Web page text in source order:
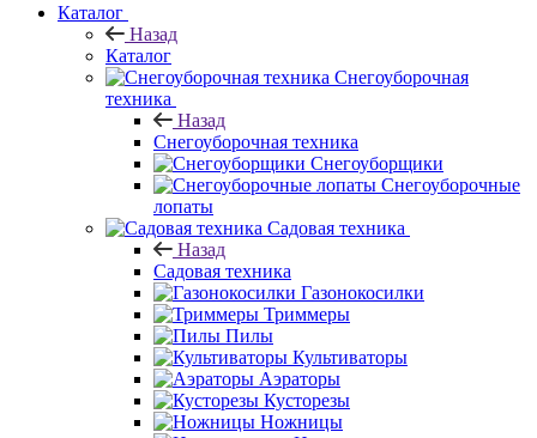
Каталог
Назад
Каталог
Снегоуборочная
техника
Назад
Снегоуборочная техника
Снегоуборщики
Снегоуборочные
лопаты
Садовая техника
Назад
Садовая техника
Газонокосилки
Триммеры
Пилы
Культиваторы
Аэраторы
Кусторезы
Ножницы